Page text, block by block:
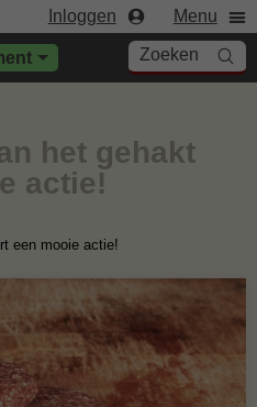
Inloggen Menu
Zoeken
een mooie actie!
het gehakt
actie!